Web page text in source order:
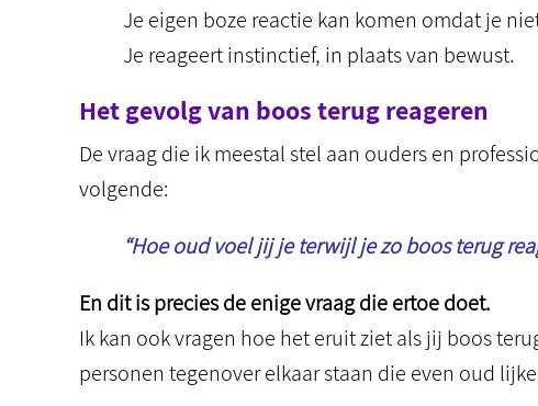
Je eigen boze reactie kan komen omdat je
Je reageert instinctief, in plaats van bewust.
Het gevolg van boos terug reageren
De vraag die ik meestal stel aan ouders en
volgende:
“Hoe oud voel jij je terwijl je zo boos terug
En dit is precies de enige vraag die ertoe doet.
Ik kan ook vragen hoe het eruit ziet als jij boos
personen tegenover elkaar staan die even oud